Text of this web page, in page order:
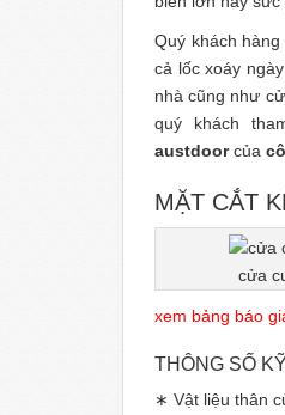
Quý khách
cả lốc xoáy
nhà cũng như
quý khách
austdoorcủa
MẶT CẮT
cửa
xem bảng báo
THÔNG SỐ
∗ Vật liệu thân